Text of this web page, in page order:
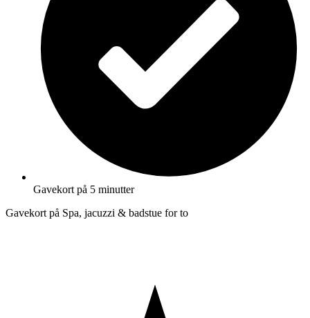
Gavekort på 5 minutter
Gavekort på Spa, jacuzzi & badstue for to